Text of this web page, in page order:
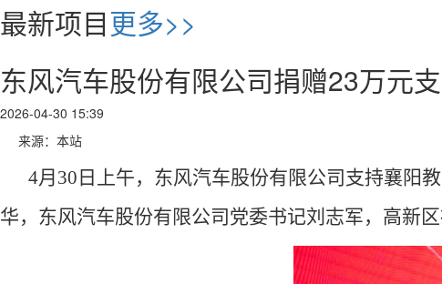
最新项目更多>>
东风汽车股份有限公司捐赠23万元
2026-04-30 15:39
来源：本站
4月30日上午， 东风汽车股份有限公司支持襄阳
华，东风汽车股份有限公司党委书记刘志军，高新